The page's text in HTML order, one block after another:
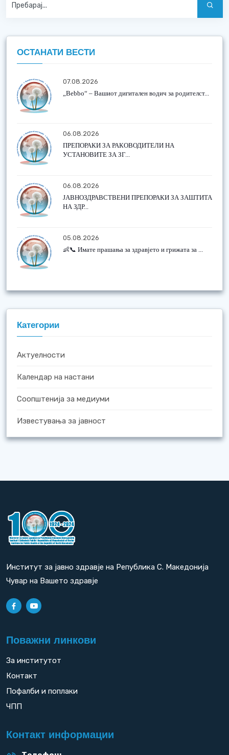
ОСТАНАТИ ВЕСТИ
07.08.2026
„Bebbo“ – Вашиот дигитален водич за родителст...
06.08.2026
ПРЕПОРАКИ ЗА РАКОВОДИТЕЛИ НА
УСТАНОВИТЕ ЗА ЗГ...
06.08.2026
ЈАВНОЗДРАВСТВЕНИ ПРЕПОРАКИ ЗА ЗАШТИТА
НА ЗДР...
05.08.2026
👶📞 Имате прашања за здравјето и грижата за ...
Категории
Актуелности
Календар на настани
Соопштенија за медиуми
Известувања за јавност
Институт за јавно здравје на Република С. Македонија
Чувар на Вашето здравје
Поважни линкови
За институтот
Контакт
Пофалби и поплаки
ЧПП
Контакт информации